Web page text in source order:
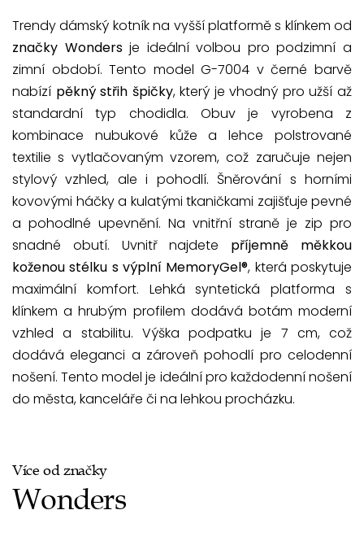
Trendy dámský kotník na vyšší platformě s klínkem od
značky Wondersje ideální volbou pro podzimní a
zimní období. Tento model G-7004 v černé barvě
nabízí pěkný střih špičky, který je vhodný pro užší až
standardní typ chodidla. Obuv je vyrobena z
kombinace nubukové kůže a lehce polstrované
textilie s vytlačovaným vzorem, což zaručuje nejen
stylový vzhled, ale i pohodlí. Šněrování s horními
kovovými háčky a kulatými tkaničkami zajišťuje pevné
a pohodlné upevnění. Na vnitřní straně je zip pro
snadné obutí. Uvnitř najdete příjemně měkkou
koženou stélku s výplní MemoryGel®, která poskytuje
maximální komfort. Lehká syntetická platforma s
klínkem a hrubým profilem dodává botám moderní
vzhled a stabilitu. Výška podpatku je 7 cm, což
dodává eleganci a zároveň pohodlí pro celodenní
nošení. Tento model je ideální pro každodenní nošení
do města, kanceláře či na lehkou procházku.
Více od značky
Wonders